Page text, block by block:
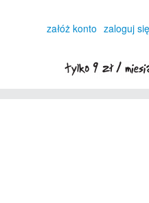
załóż konto zaloguj się